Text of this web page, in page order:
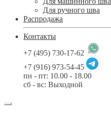
Для ручного шва
Распродажа
Контакты
+7 (495) 730-17-62
+7 (916) 973-54-45
пн - пт: 10.00 - 18.00
сб - вс: Выходной